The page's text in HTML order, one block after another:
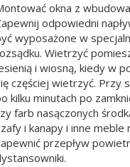
okna z
odpowiedni
wyposażone w
Wietrzyć
i wiosną, kiedy w
częściej wietrzyć. Przy
kilku minutach po
farb nasączonych
i kanapy i inne
przepływ